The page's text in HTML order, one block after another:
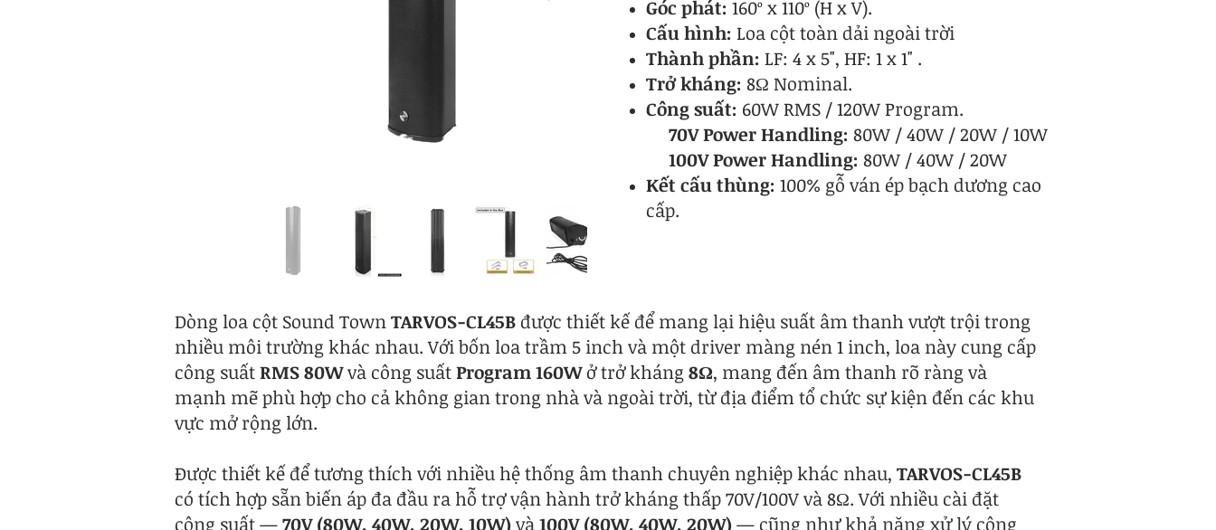
​Góc phát: 160º x 110º (H x V).
Cấu hình: Loa cột toàn dải ngoài trời
Thành phần: LF: 4 x 5", HF: 1 x 1" .
Trở kháng: 8Ω Nominal.
Công suất: 60W RMS / 120W Program.
70V Power Handling: 80W / 40W / 20W / 10W
100V Power Handling: 80W / 40W / 20W​
Kết cấu thùng: 100% gỗ ván ép bạch dương cao
cấp.
Dòng loa cột Sound TownTARVOS-CL45B được thiết kế để mang lại hiệu suất âm thanh vượt trội trong
nhiều môi trường khác nhau. Với bốn loa trầm 5 inch và một driver màng nén 1 inch, loa này cung cấp
công suấtRMS 80Wvà công suấtProgram 160Wở trở kháng 8Ω, mang đến âm thanh rõ ràng và
mạnh mẽ phù hợp cho cả không gian trong nhà và ngoài trời, từ địa điểm tổ chức sự kiện đến các khu
vực mở rộng lớn.
Được thiết kế để tương thích với nhiều hệ thống âm thanh chuyên nghiệp khác nhau, TARVOS-CL45B
có tích hợp sẵn biến áp đa đầu ra hỗ trợ vận hành trở kháng thấp 70V/100V và 8Ω. Với nhiều cài đặt
công suất —70V (80W, 40W, 20W, 10W)và100V (80W, 40W, 20W)— cũng như khả năng xử lý công